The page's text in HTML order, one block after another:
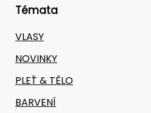
Témata
VLASY
NOVINKY
PLEŤ & TĚLO
BARVENÍ